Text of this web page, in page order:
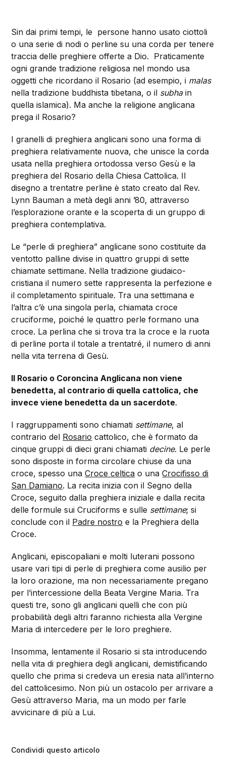
Sin dai primi tempi, le persone hanno usato ciottoli
o una serie di nodi o perlinesu una corda per tenere
traccia delle preghiere offerte a Dio. Praticamente
ogni grande tradizione religiosa nel mondo usa
oggetti che ricordano il Rosario (ad esempio, i malas
nella tradizione buddhista tibetana, o il subhain
quella islamica). Ma anche la religione anglicana
prega il Rosario?
I granelli di preghiera anglicani sono una forma di
preghiera relativamente nuova, che unisce la corda
usata nella preghiera ortodossa verso Gesù e la
preghiera del Rosario della Chiesa Cattolica. Il
disegno a trentatre perline è stato creato dal Rev.
Lynn Bauman a metà degli anni ’80, attraverso
l’esplorazione orante e la scoperta di un gruppo di
preghiera contemplativa.
Le “perle di preghiera” anglicane sono costituite da
ventotto palline divise in quattro gruppi di sette
chiamate settimane. Nella tradizione giudaico-
cristiana il numero sette rappresenta la perfezione e
il completamento spirituale. Tra una settimana e
l’altra c’è una singola perla, chiamata croce
cruciforme, poiché le quattro perle formano una
croce. La perlina che si trova tra la croce e la ruota
di perline porta il totale a trentatré, il numero di anni
nella vita terrena di Gesù.
Il Rosario o Coroncina Anglicana non viene
benedetta, al contrario di quella cattolica, che
invece viene benedetta da un sacerdote.
I raggruppamenti sono chiamati settimane, al
contrario del Rosario cattolico, che è formato da
cinque gruppi di dieci grani chiamati decine. Le perle
sono disposte in forma circolare chiuse da una
croce, spesso unaCroce celtica o unaCrocifisso di
San Damiano. La recita inizia con il Segno della
Croce, seguito dalla preghiera iniziale e dalla recita
delle formule sui Cruciforms e sulle settimane; si
conclude con il Padre nostro e la Preghiera della
Croce.
Anglicani, episcopaliani e molti luterani possono
usare vari tipi di perle di preghiera come ausilio per
la loro orazione, ma non necessariamente pregano
per l’intercessione della Beata Vergine Maria. Tra
questi tre, sono gli anglicani quelli che con più
probabilità degli altri faranno richiesta alla Vergine
Maria di intercedere per le loro preghiere.
Insomma, lentamente il Rosario si sta introducendo
nella vita di preghiera degli anglicani, demistificando
quello che prima si credeva un eresia nata all’interno
del cattolicesimo. Non più un ostacolo per arrivare a
Gesù attraverso Maria, ma un modo per farle
avvicinare di più a Lui.
Condividi questo articolo